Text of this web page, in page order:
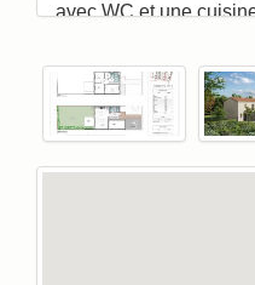
avec WC,et une
apprécierez de vous
jardin de 77m²
aménagé. A l’étage 3
placard, 1cellier,1